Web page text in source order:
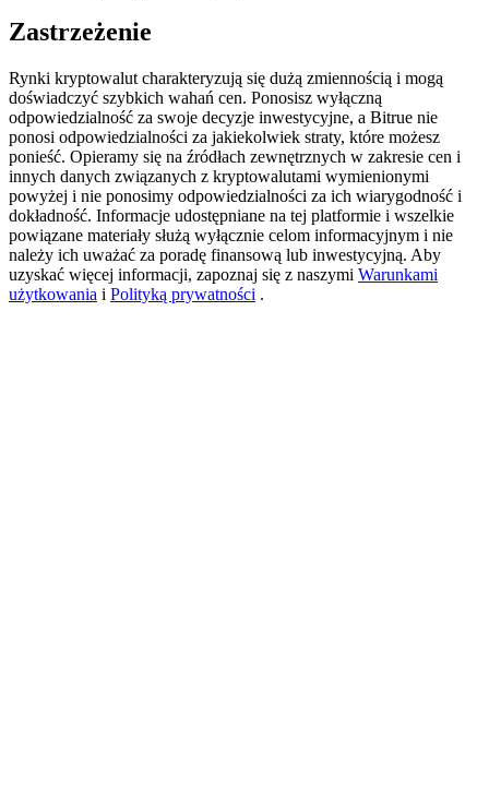
Deposit CASHCAT & Win
Share 500000 CASHCAT prize pool
Exclusive for BitMart Users
Register & Trade to Win 500,000 USDT
Zastrzeżenie
Rynki kryptowalut charakteryzują się dużą zmiennością i mogą
doświadczyć szybkich wahań cen. Ponosisz wyłączną
odpowiedzialność za swoje decyzje inwestycyjne, a Bitrue nie
ponosi odpowiedzialności za jakiekolwiek straty, które możesz
ponieść. Opieramy się na źródłach zewnętrznych w zakresie cen i
innych danych związanych z kryptowalutami wymienionymi
powyżej i nie ponosimy odpowiedzialności za ich wiarygodność i
dokładność. Informacje udostępniane na tej platformie i wszelkie
powiązane materiały służą wyłącznie celom informacyjnym i nie
należy ich uważać za poradę finansową lub inwestycyjną. Aby
uzyskać więcej informacji, zapoznaj się z naszymi Warunkami
użytkowania i Polityką prywatności .